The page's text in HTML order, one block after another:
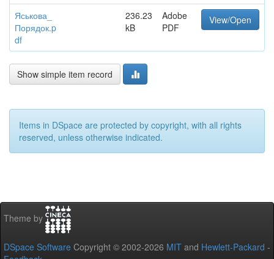
Яськова_
Порядок.p
df
236.23
kB
Adobe
PDF
View/Open
Show simple item record
Items in DSpace are protected by copyright, with all rights
reserved, unless otherwise indicated.
Theme by
DSpace Software Copyright © 2002-2026 MIT and Hewlett-Packard -